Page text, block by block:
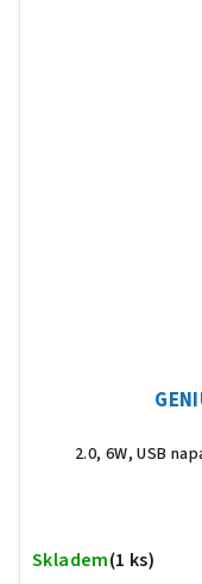
2.0, 6W, USB
Skladem(1 ks)